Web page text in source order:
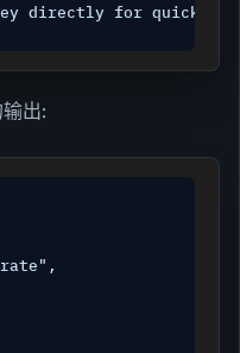
directly for quick
出: